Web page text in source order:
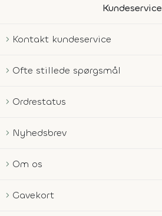
Kundeservice
Kontakt kundeservice
Ofte stillede spørgsmål
Ordrestatus
Nyhedsbrev
Om os
Gavekort